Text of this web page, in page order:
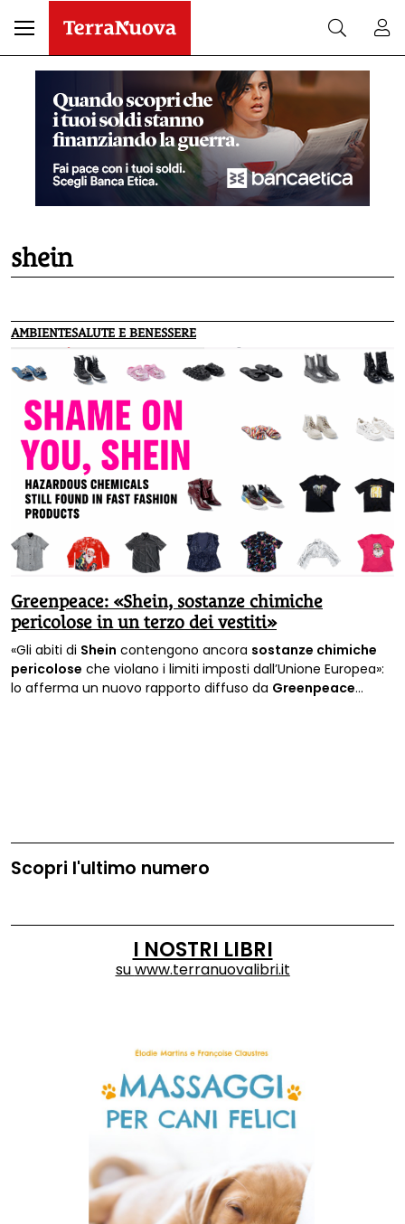
shein
AMBIENTESALUTE E BENESSERE
Greenpeace: «Shein, sostanze chimiche
pericolose in un terzo dei vestiti»
«Gli abiti di Shein contengono ancora sostanze chimiche
pericolose che violano i limiti imposti dall’Unione Europea»:
lo afferma un nuovo rapporto diffuso da Greenpeace
Scopri l'ultimo numero
I NOSTRI LIBRI
suwww.terranuovalibri.it